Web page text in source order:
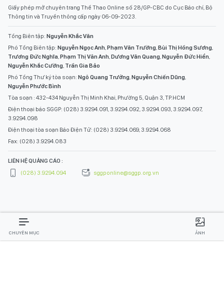
Giấy phép mở chuyên trang Thể Thao Online số 28/GP-CBC do Cục Báo chí, Bộ
Thông tin và Truyền thông cấp ngày 06-09-2023.
Tổng Biên tập: Nguyễn Khắc Văn
Phó Tổng Biên tập: Nguyễn Ngọc Anh Phạm Văn Trường Bùi Thị Hồng Sương
Trương Đức Nghĩa Phạm Thị Vân Anh Dương Văn Quang Nguyễn Đức Hiển
Nguyễn Khắc Cường Trần Gia Bảo
Phó Tổng Thư ký tòa soạn: Ngô Quang Trưởng Nguyễn Chiến Dũng
Nguyễn Phước Bình
Tòa soạn : 432-434 Nguyễn Thị Minh Khai, Phường 5, Quận 3, TP.HCM
Điện thoại báo SGGP: (028) 3.9294.091, 3.9294.092, 3.9294.093, 3.9294.097,
3.9294.098
Điện thoại tòa soạn Báo Điện Tử: (028) 3.9294.069, 3.9294.068
Fax: (028) 3.9294.083
LIÊN HỆ QUẢNG CÁO :
(028) 3.9294.094
sggponline@sggp.org.vn
CHUYÊN MỤC ẢNH